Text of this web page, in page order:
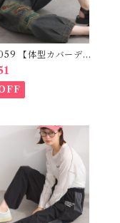
【体型カバーデニ
ズ】 パッチワークロ
ムパンツ / Patchwork
Pants